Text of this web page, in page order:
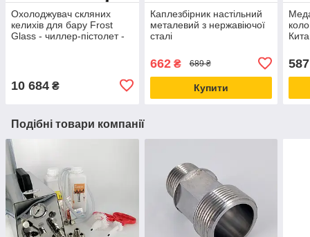
Охолоджувач скляних
келихів для бару Frost
Glass - чиллер-пістолет -
10 684 ₴
Каплезбірник настільний
металевий з нержавіючої
сталі
662₴ 689 ₴
Купити
587
Подібні товари компанії